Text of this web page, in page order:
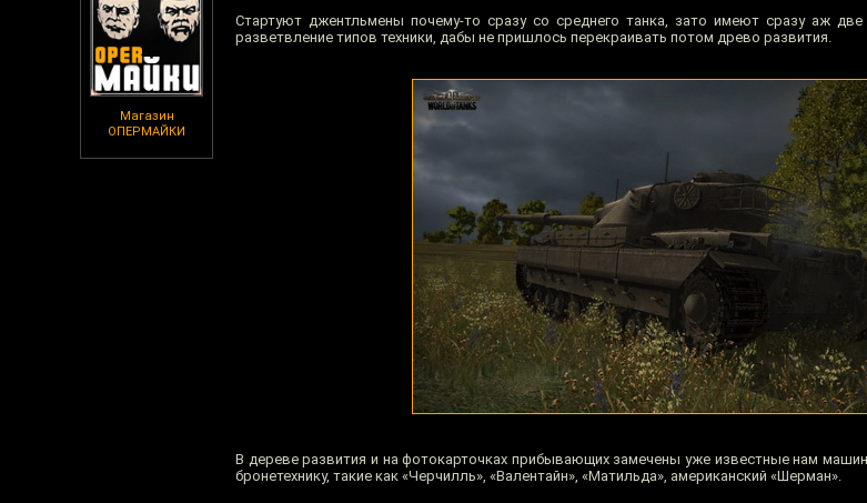
Магазин
ОПЕРМАЙКИ
Стартуют джентльмены почему-то сразу со среднего танка, зато имеют сразу аж
разветвление типов техники, дабы не пришлось перекраивать потом древо развития.
В дереве развития и на фотокарточках прибывающих замечены уже известные нам
бронетехнику, такие как «Черчилль», «Валентайн», «Матильда», американский «Шерман».